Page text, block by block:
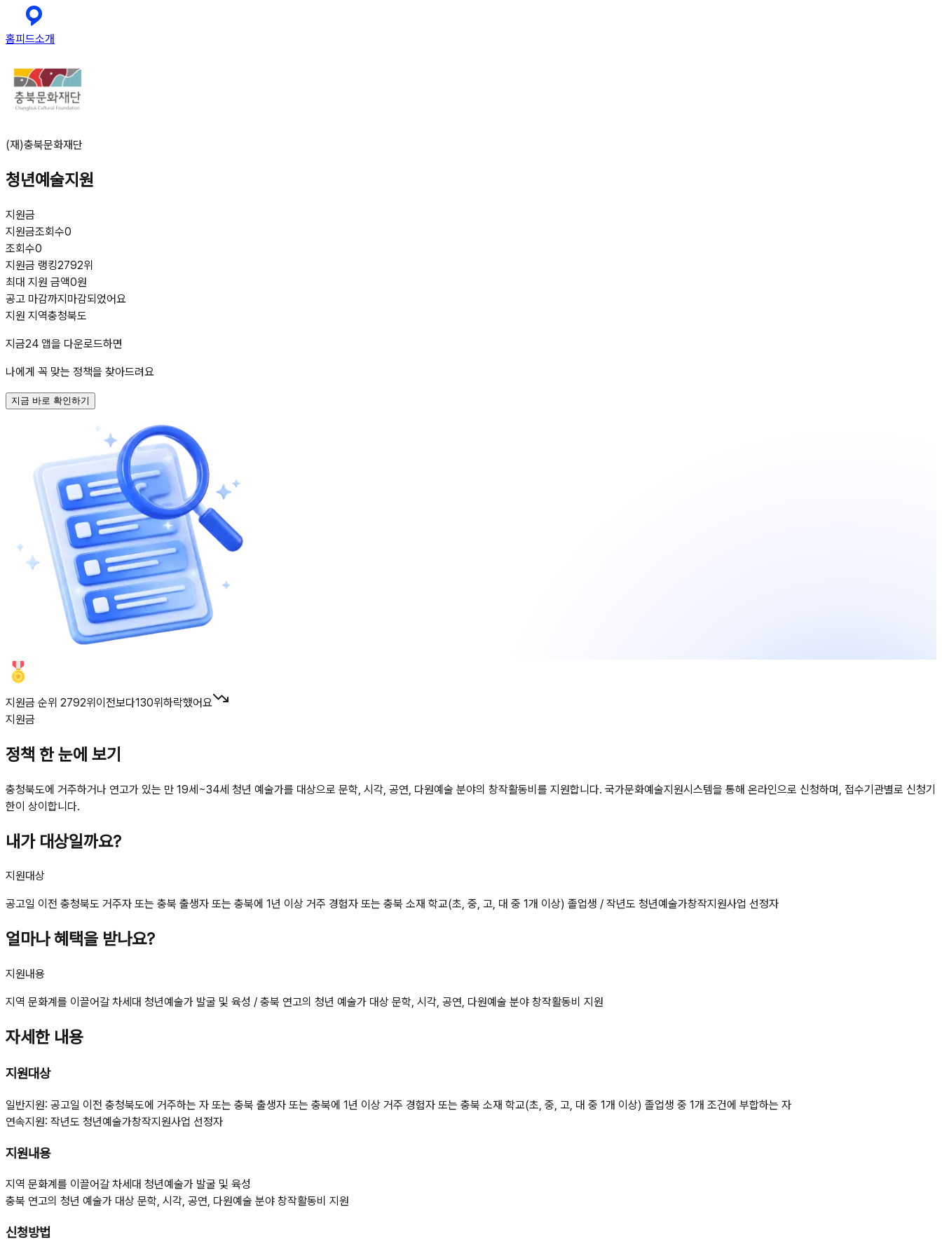
홈피드소개
(재)충북문화재단
청년예술지원
지원금
지원금조회수0
조회수0
지원금 랭킹2792위
최대 지원 금액0원
공고 마감까지마감되었어요
지원 지역충청북도
지금24 앱을 다운로드하면
나에게 꼭 맞는 정책을 찾아드려요
지금 바로 확인하기
지원금 순위 2792위이전보다130위하락했어요
지원금
정책 한 눈에 보기
충청북도에 거주하거나 연고가 있는 만 19세~34세 청년 예술가를 대상으로 문학, 시각, 공연, 다원예술 분야의 창작활동비를 지원합니다. 국가문화예술지원시스템을 통해 온라인으로 신청하며, 접수기관별로 신청기
한이 상이합니다.
내가 대상일까요?
지원대상
공고일 이전 충청북도 거주자 또는 충북 출생자 또는 충북에 1년 이상 거주 경험자 또는 충북 소재 학교(초, 중, 고, 대 중 1개 이상) 졸업생 / 작년도 청년예술가창작지원사업 선정자
얼마나 혜택을 받나요?
지원내용
지역 문화계를 이끌어갈 차세대 청년예술가 발굴 및 육성 / 충북 연고의 청년 예술가 대상 문학, 시각, 공연, 다원예술 분야 창작활동비 지원
자세한 내용
지원대상
일반지원: 공고일 이전 충청북도에 거주하는 자 또는 충북 출생자 또는 충북에 1년 이상 거주 경험자 또는 충북 소재 학교(초, 중, 고, 대 중 1개 이상) 졸업생 중 1개 조건에 부합하는 자
연속지원: 작년도 청년예술가창작지원사업 선정자
지원내용
지역 문화계를 이끌어갈 차세대 청년예술가 발굴 및 육성
충북 연고의 청년 예술가 대상 문학, 시각, 공연, 다원예술 분야 창작활동비 지원
신청방법